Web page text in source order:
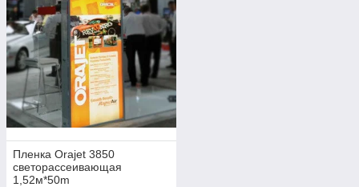
Пленка Orajet 3850
светорассеивающая
1,52м*50m